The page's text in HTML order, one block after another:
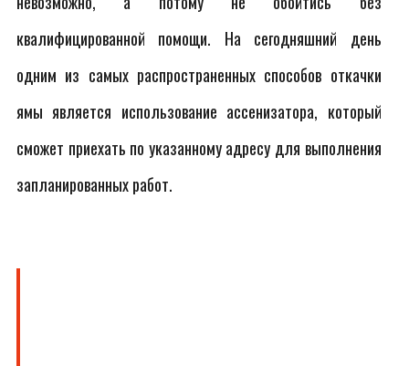
квалифицированной помощи. На сегодняшний день
одним из самых распространенных способов откачки
ямы является использование ассенизатора, который
сможет приехать по указанному адресу для выполнения
запланированных работ.